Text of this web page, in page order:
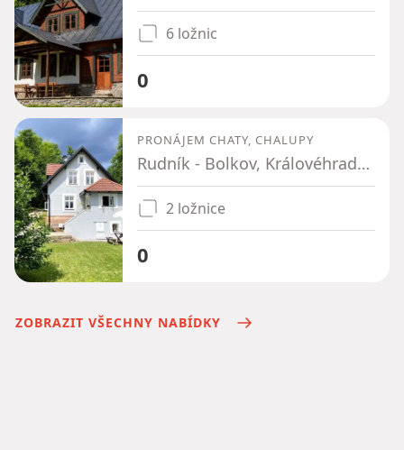
6 ložnic
0
PRONÁJEM CHATY, CHALUPY
Rudník - Bolkov, Královéhradecký kraj
2 ložnice
0
ZOBRAZIT VŠECHNY NABÍDKY